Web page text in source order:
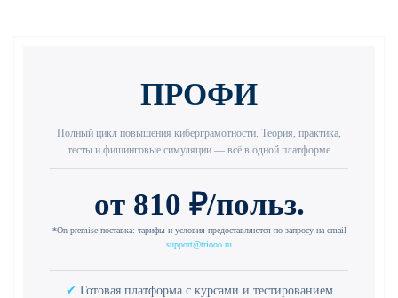
ПРОФИ
Полный цикл повышения киберграмотности. Теория, практика,
тесты и фишинговые симуляции — всё в одной платформе
от 810 ₽/польз.
*On-premise поставка: тарифы и условия предоставляются по запросу на email
support@triooo.ru
✔ Готовая платформа с курсами и тестированием